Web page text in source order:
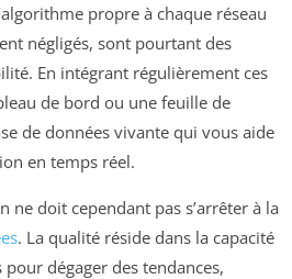
propre à chaque réseau
négligés, sont pourtant des
En intégrant régulièrement ces
de bord ou une feuille de
de données vivante qui vous aide
en temps réel.
ne doit cependant pas s’arrêter à la
. La qualité réside dans la capacité
dégager des tendances,